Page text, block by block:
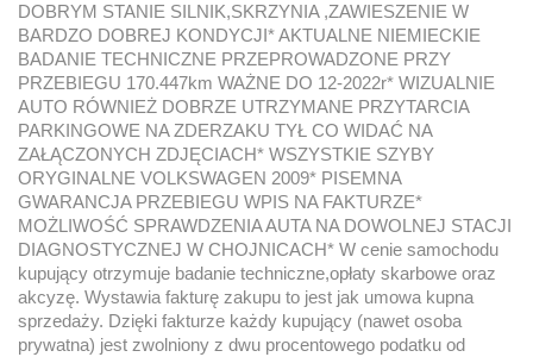
DOBRYM STANIE SILNIK,SKRZYNIA ,ZAWIESZENIE W
BARDZO DOBREJ KONDYCJI* AKTUALNE NIEMIECKIE
BADANIE TECHNICZNE PRZEPROWADZONE PRZY
PRZEBIEGU 170.447km WAŻNE DO 12-2022r* WIZUALNIE
AUTO RÓWNIEŻ DOBRZE UTRZYMANE PRZYTARCIA
PARKINGOWE NA ZDERZAKU TYŁ CO WIDAĆ NA
ZAŁĄCZONYCH ZDJĘCIACH* WSZYSTKIE SZYBY
ORYGINALNE VOLKSWAGEN 2009* PISEMNA
GWARANCJA PRZEBIEGU WPIS NA FAKTURZE*
MOŻLIWOŚĆ SPRAWDZENIA AUTA NA DOWOLNEJ STACJI
DIAGNOSTYCZNEJ W CHOJNICACH* W cenie samochodu
kupujący otrzymuje badanie techniczne,opłaty skarbowe oraz
akcyzę. Wystawia fakturę zakupu to jest jak umowa kupna
sprzedaży. Dzięki fakturze każdy kupujący (nawet osoba
prywatna) jest zwolniony z dwu procentowego podatku od